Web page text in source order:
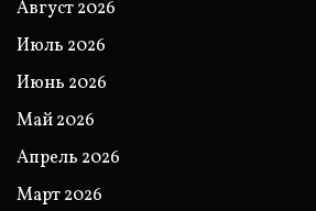
Август 2026
Июль 2026
Июнь 2026
Май 2026
Апрель 2026
Март 2026